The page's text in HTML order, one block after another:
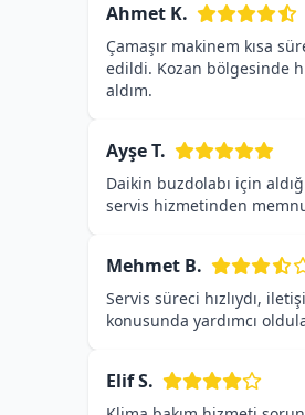
Ahmet K.
Çamaşır makinem kısa
edildi. Kozan bölgesinde
aldım.
Ayşe T.
Daikin buzdolabı için
servis hizmetinden
Mehmet B.
Servis süreci hızlıydı,
konusunda yardımcı
Elif S.